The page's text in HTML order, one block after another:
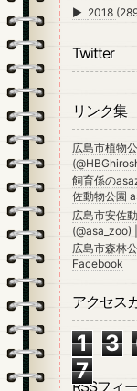
► 2018
Twitter
リンク集
広島市植物
飼育係の
佐動物公園
広島市安佐
(@asa_zoo)
広島市森林
Facebook
アクセス
1 3
7
RSSフィ